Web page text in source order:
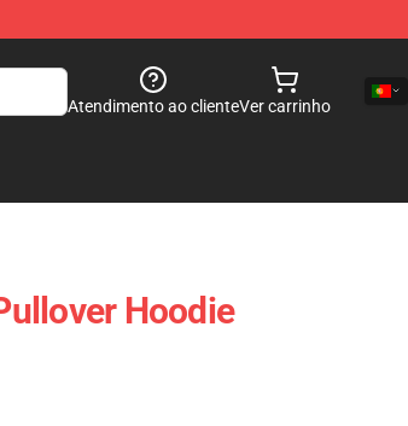
Atendimento ao clienteVer carrinho
Hoodie